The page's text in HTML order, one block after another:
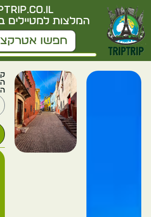
המלצות למטיילים